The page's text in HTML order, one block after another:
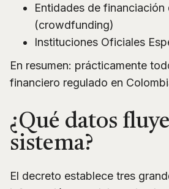
Entidades de
(crowdfunding)
Instituciones Oficiales
En resumen: prácticamente
financiero regulado en
¿Qué datos
sistema?
El decreto establece tres